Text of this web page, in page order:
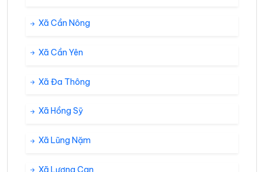
Xã Cần Nông
Xã Cần Yên
Xã Đa Thông
Xã Hồng Sỹ
Xã Lũng Nặm
Xã Lương Can